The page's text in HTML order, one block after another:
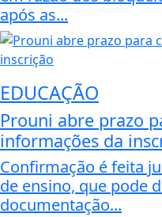
após as...
EDUCAÇÃO
Prouni abre prazo
informações da
Confirmação é feita
de ensino, que pode
documentação...